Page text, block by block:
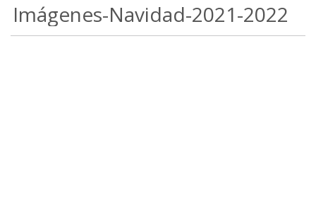
Imágenes-Navidad-2021-2022